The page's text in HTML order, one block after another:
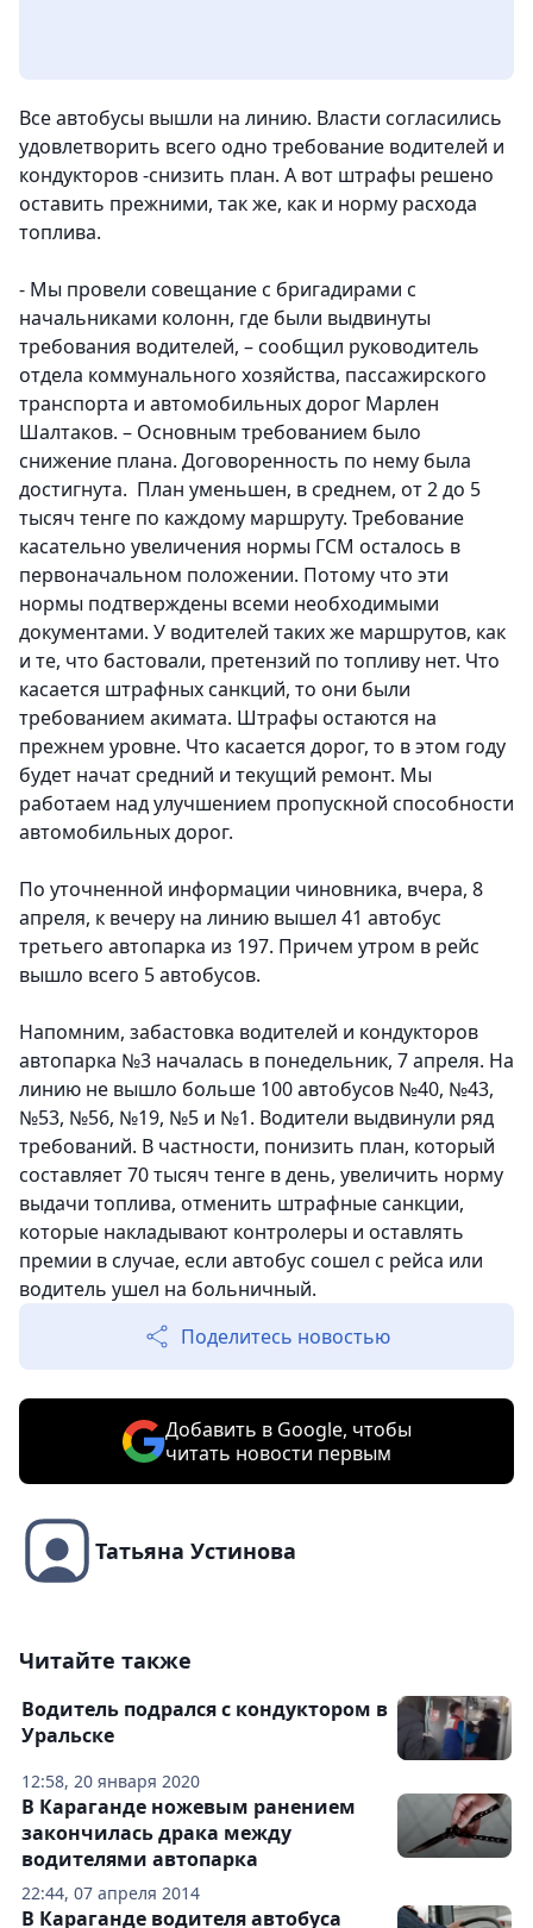
Все автобусы вышли на линию. Власти согласились
удовлетворить всего одно требование водителей и
кондукторов -снизить план. А вот штрафы решено
оставить прежними, так же, как и норму расхода
топлива.
- Мы провели совещание с бригадирами с
начальниками колонн, где были выдвинуты
требования водителей, – сообщил руководитель
отдела коммунального хозяйства, пассажирского
транспорта и автомобильных дорог Марлен
Шалтаков. – Основным требованием было
снижение плана. Договоренность по нему была
достигнута. План уменьшен, в среднем, от 2 до 5
тысяч тенге по каждому маршруту. Требование
касательно увеличения нормы ГСМ осталось в
первоначальном положении. Потому что эти
нормы подтверждены всеми необходимыми
документами. У водителей таких же маршрутов, как
и те, что бастовали, претензий по топливу нет. Что
касается штрафных санкций, то они были
требованием акимата. Штрафы остаются на
прежнем уровне. Что касается дорог, то в этом году
будет начат средний и текущий ремонт. Мы
работаем над улучшением пропускной способности
автомобильных дорог.
По уточненной информации чиновника, вчера, 8
апреля, к вечеру на линию вышел 41 автобус
третьего автопарка из 197. Причем утром в рейс
вышло всего 5 автобусов.
Напомним, забастовка водителей и кондукторов
автопарка №3 началась в понедельник, 7 апреля. На
линию не вышло больше 100 автобусов №40, №43,
№53, №56, №19, №5 и №1. Водители выдвинули ряд
требований. В частности, понизить план, который
составляет 70 тысяч тенге в день, увеличить норму
выдачи топлива, отменить штрафные санкции,
которые накладывают контролеры и оставлять
премии в случае, если автобус сошел с рейса или
водитель ушел на больничный.
Поделитесь новостью
Добавить в Google, чтобы
читать новости первым
Татьяна Устинова
Читайте также
12:58, 20 января 2020
Водитель подрался с кондуктором в
Уральске
22:44, 07 апреля 2014
В Караганде ножевым ранением
закончилась драка между
водителями автопарка
В Караганде водителя автобуса